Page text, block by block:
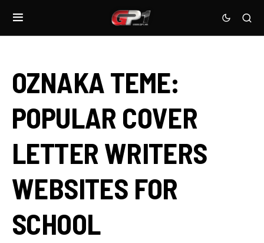
OZNAKA TEME:
POPULAR COVER
LETTER WRITERS
WEBSITES FOR
SCHOOL